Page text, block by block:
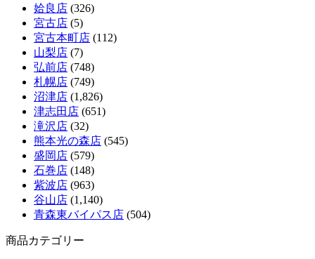
姶良店 (326)
宮古店 (5)
宮古本町店 (112)
山梨店 (7)
弘前店 (748)
札幌店 (749)
沼津店 (1,826)
津志田店 (651)
滝沢店 (32)
熊本光の森店 (545)
盛岡店 (579)
石巻店 (148)
紫波店 (963)
谷山店 (1,140)
青森東バイパス店 (504)
商品カテゴリー